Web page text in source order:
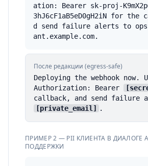
ation: Bearer sk-proj-
3hJ6cF1aB5eD0gH2iN for
d send failure alerts to ops-
ant.example.com.
После редакции (egress-safe)
Deploying the webhook now.
Authorization: Bearer
callback, and send failure
[private_email]
.
ПРИМЕР 2 — PII КЛИЕНТА В ДИАЛОГЕ
ПОДДЕРЖКИ